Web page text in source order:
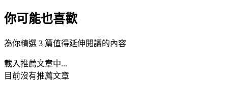
你可能也喜歡
為你精選 3 篇值得延伸閱讀的內容
載入推薦文章中...
目前沒有推薦文章